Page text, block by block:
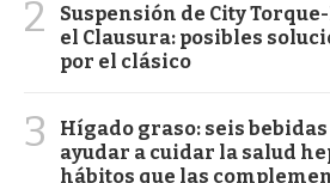
2
Suspensión de City
el Clausura: posibles
por el clásico
3
Hígado graso: seis
ayudar a cuidar la salud
hábitos que las